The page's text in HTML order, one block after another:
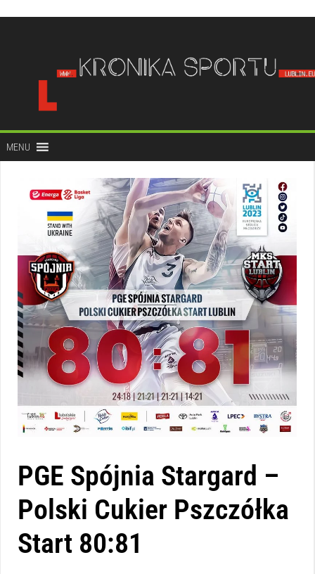
treści
MENU
PGE Spójnia Stargard –
Polski Cukier Pszczółka
Start 80:81